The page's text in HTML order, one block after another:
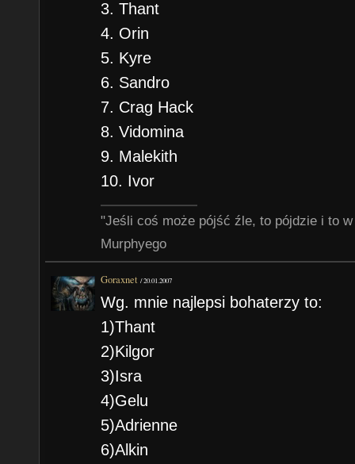
3. Thant
4. Orin
5. Kyre
6. Sandro
7. Crag Hack
8. Vidomina
9. Malekith
10. Ivor
"Jeśli coś może pójść źle, to pójdzie i to
Murphyego
Goraxnet /20.01.2007
Wg. mnie najlepsi bohaterzy to:
1)Thant
2)Kilgor
3)Isra
4)Gelu
5)Adrienne
6)Alkin